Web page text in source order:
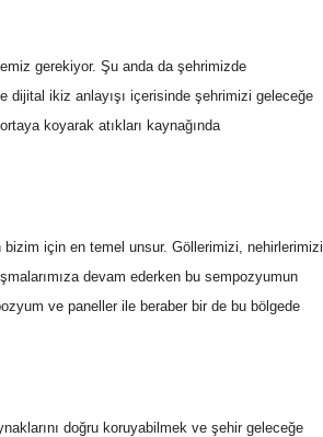
gerekiyor. Şu anda da şehrimizde
ikiz anlayışı içerisinde şehrimizi geleceğe
koyarak atıkları kaynağında
bizim için en temel unsur. Göllerimizi, nehirlerimizi
devam ederken bu sempozyumun
ve paneller ile beraber bir de bu bölgede
doğru koruyabilmek ve şehir geleceğe